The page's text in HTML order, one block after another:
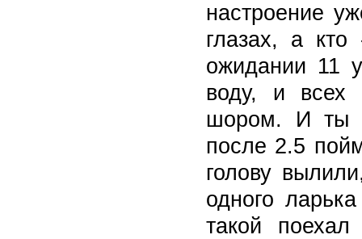
настроение
глазах, а
ожидании 11
воду, и всех
шором. И ты
после 2.5
голову
одного
такой